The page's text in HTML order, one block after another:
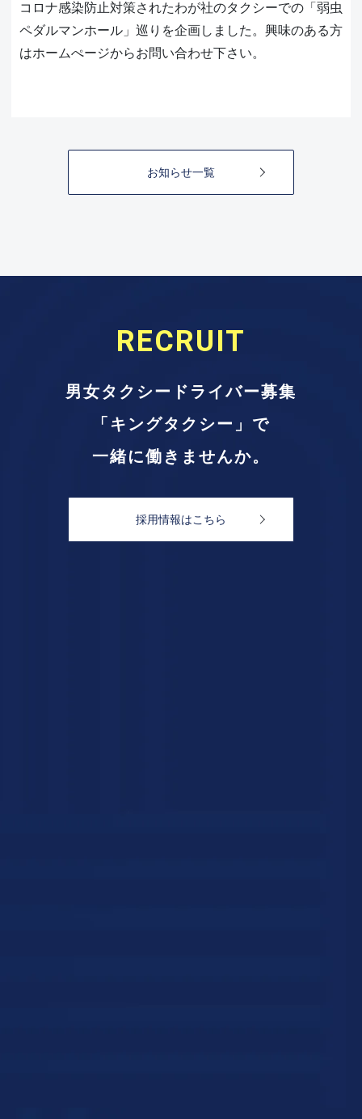
コロナ感染防止対策されたわが社のタクシーでの「弱虫
ペダルマンホール」巡りを企画しました。興味のある方
はホームぺージからお問い合わせ下さい。
お知らせ一覧
RECRUIT
男女タクシードライバー募集
「キングタクシー」で
一緒に働きませんか。
採用情報はこちら